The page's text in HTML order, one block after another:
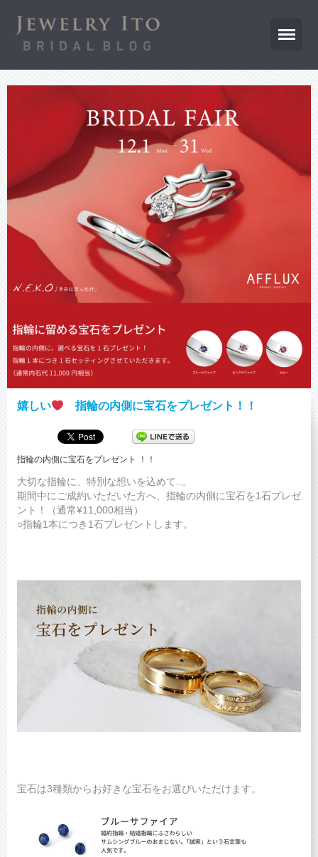
先輩カップル
プロポーズ応援
お店からのお知らせ
嬉しい 指輪の内側に宝石をプレゼント！！
指輪の内側に宝石をプレゼント ！！
大切な指輪に、特別な想いを込めて..。
期間中にご成約いただいた方へ、指輪の内側に宝石を1石プレゼ
ント！（通常¥11,000相当）
○指輪1本につき1石プレゼントします。
宝石は3種類からお好きな宝石をお選びいただけます。